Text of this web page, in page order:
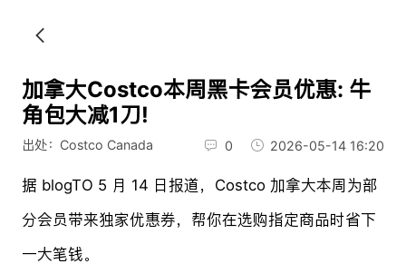
加拿大Costco本周黑卡会员优惠: 牛
角包大减1刀!
出处：Costco Canada 0 2026-05-14 16:20
据 blogTO 5 月 14 日报道，Costco 加拿大本周为部
分会员带来独家优惠券，帮你在选购指定商品时省下
一大笔钱。